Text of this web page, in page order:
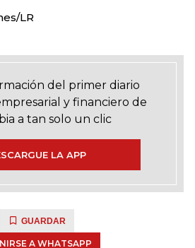
LR
del primer diario
y financiero de
a tan solo un clic
LA APP
GUARDAR
A WHATSAPP